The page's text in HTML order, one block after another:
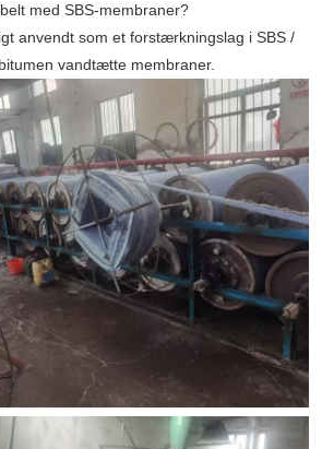
med SBS-membraner?
anvendt som et forstærkningslag i SBS /
vandtætte membraner.